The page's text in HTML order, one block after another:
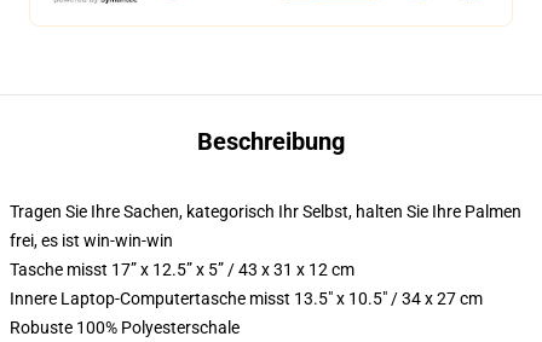
Beschreibung
Tragen Sie Ihre Sachen, kategorisch Ihr Selbst, halten Sie Ihre Palmen
frei, es ist win-win-win
Tasche misst 17” x 12.5” x 5” / 43 x 31 x 12 cm
Innere Laptop-Computertasche misst 13.5" x 10.5" / 34 x 27 cm
Robuste 100% Polyesterschale